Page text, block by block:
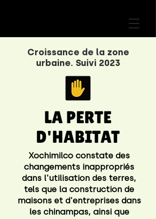
Croissance de la zone
urbaine. Suivi 2023
LA PERTE
D'HABITAT
Xochimilco constate des
changements inappropriés
dans l'utilisation des terres,
tels que la construction de
maisons et d'entreprises dans
les chinampas, ainsi que